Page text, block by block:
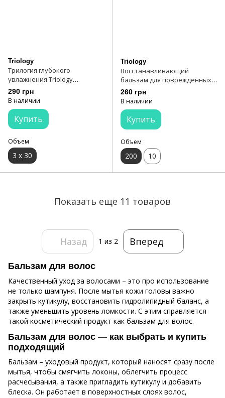
Triology
Трилогия глубокого
увлажнения Triology
Aquamatrix Try Set
290 грн
В наличии
Купить
Объем
3 х 30
Triology
Восстанавливающий
бальзам для поврежденных и
окрашенных волос Triology
Fiberplex Repair Balm
260 грн
В наличии
Купить
Объем
200 10
Показать еще 11 товаров
Назад 1 из 2 Вперед
Бальзам для волос
Качественный уход за волосами – это про использование
не только шампуня. После мытья кожи головы важно
закрыть кутикулу, восстановить гидролипидный баланс, а
также уменьшить уровень ломкости. С этим справляется
такой косметический продукт как бальзам для волос.
Бальзам для волос — как выбрать и купить
подходящий
Бальзам – уходовый продукт, который наносят сразу после
мытья, чтобы смягчить локоны, облегчить процесс
расчесывания, а также пригладить кутикулу и добавить
блеска. Он работает в поверхностных слоях волос,